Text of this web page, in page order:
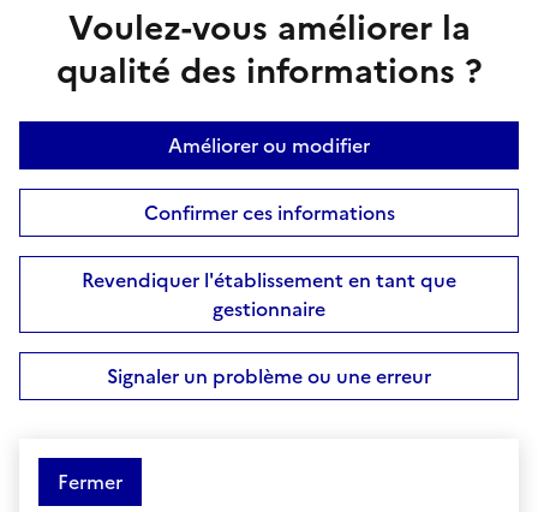
Voulez-vous améliorer la
qualité des informations ?
Améliorer ou modifier
Confirmer ces informations
Revendiquer l'établissement en tant que
gestionnaire
Signaler un problème ou une erreur
Fermer